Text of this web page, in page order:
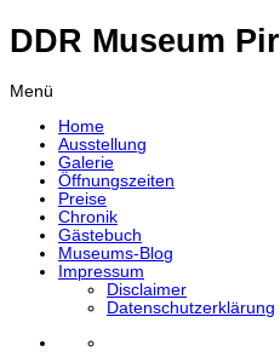
DDR Museum
Menü
Home
Ausstellung
Galerie
Öffnungszeiten
Preise
Chronik
Gästebuch
Museums-Blog
Impressum
Disclaimer
Datenschutzerklärung